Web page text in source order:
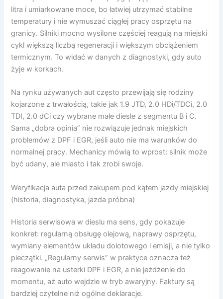
litra i umiarkowane moce, bo łatwiej utrzymać stabilne
temperatury i nie wymuszać ciągłej pracy osprzętu na
granicy. Silniki mocno wysilone częściej reagują na miejski
cykl większą liczbą regeneracji i większym obciążeniem
termicznym. To widać w danych z diagnostyki, gdy auto
żyje w korkach.
Na rynku używanych aut często przewijają się rodziny
kojarzone z trwałością, takie jak 1.9 JTD, 2.0 HDi/TDCi, 2.0
TDI, 2.0 dCi czy wybrane małe diesle z segmentu B i C.
Sama „dobra opinia” nie rozwiązuje jednak miejskich
problemów z DPF i EGR, jeśli auto nie ma warunków do
normalnej pracy. Mechanicy mówią to wprost: silnik może
być udany, ale miasto i tak zrobi swoje.
Weryfikacja auta przed zakupem pod kątem jazdy miejskiej
(historia, diagnostyka, jazda próbna)
Historia serwisowa w dieslu ma sens, gdy pokazuje
konkret: regularną obsługę olejową, naprawy osprzętu,
wymiany elementów układu dolotowego i emisji, a nie tylko
pieczątki. „Regularny serwis” w praktyce oznacza też
reagowanie na usterki DPF i EGR, a nie jeżdżenie do
momentu, aż auto wejdzie w tryb awaryjny. Faktury są
bardziej czytelne niż ogólne deklaracje.